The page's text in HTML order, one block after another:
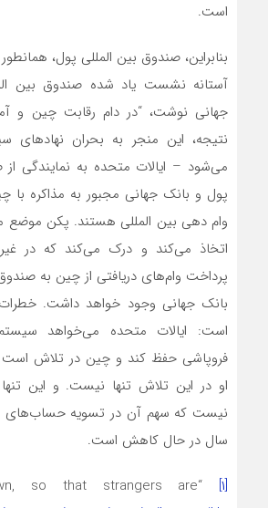
است.
بنابراین، صندوق بین المللی پول،
آستانه نشست یاد شده صندوق بین
نتیجه، این منجر به بحران نهادهای
می‌شود – ایالات متحده به نمایندگی از
پول و بانک جهانی مجبور به مذاکره با
وام دهی بین المللی هستند. پکن
اتخاذ می‌کند و درک می‌کند که در
پرداخت وام‌های دریافتی از چین به
بانک جهانی وجود خواهد داشت. خطرات
است: ایالات متحده می‌خواهد
فروپاشی حفظ کند و چین در تلاش است
او در این تلاش تنها نیست. و این تنها
نیست که سهم آن در تسویه حساب‌های
سال در حال کاهش است.
[۱]
so that strangers are